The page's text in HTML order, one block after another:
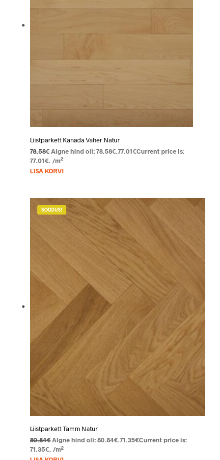
Liistparkett Kanada Vaher Natur
78.58€ Algne hind oli: 78.58€.77.01€Current price is:
77.01€. /m2
LISA KORVI
SOODUS!
Liistparkett Tamm Natur
80.84€ Algne hind oli: 80.84€.71.35€Current price is:
71.35€. /m2